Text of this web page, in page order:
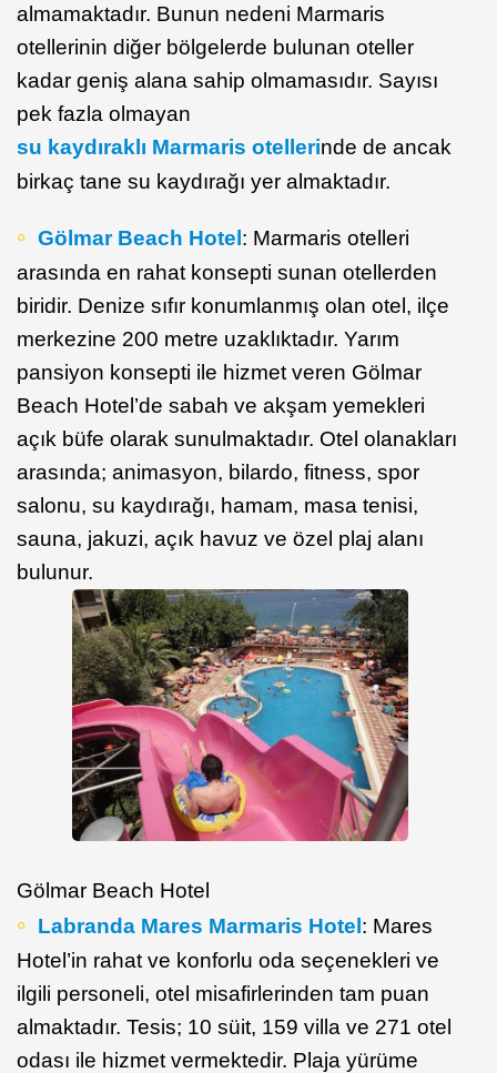
almamaktadır. Bunun nedeni Marmaris
otellerinin diğer bölgelerde bulunan oteller
kadar geniş alana sahip olmamasıdır. Sayısı
pek fazla olmayan
su kaydıraklı Marmaris otellerinde de ancak
birkaç tane su kaydırağı yer almaktadır.
Gölmar Beach Hotel: Marmaris otelleri
arasında en rahat konsepti sunan otellerden
biridir. Denize sıfır konumlanmış olan otel, ilçe
merkezine 200 metre uzaklıktadır. Yarım
pansiyon konsepti ile hizmet veren Gölmar
Beach Hotel’de sabah ve akşam yemekleri
açık büfe olarak sunulmaktadır. Otel olanakları
arasında; animasyon, bilardo, fitness, spor
salonu, su kaydırağı, hamam, masa tenisi,
sauna, jakuzi, açık havuz ve özel plaj alanı
bulunur.
Gölmar Beach Hotel
Labranda Mares Marmaris Hotel: Mares
Hotel’in rahat ve konforlu oda seçenekleri ve
ilgili personeli, otel misafirlerinden tam puan
almaktadır. Tesis; 10 süit, 159 villa ve 271 otel
odası ile hizmet vermektedir. Plaja yürüme